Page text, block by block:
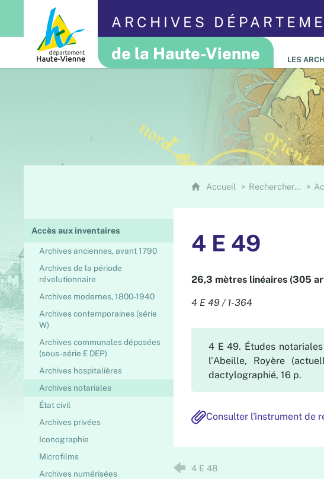
ARCHIVES
de la Haute-Vienne LES
Accès aux inventaires
Archives anciennes, avant 1790
Archives de la période
révolutionnaire
Archives modernes, 1800-1940
Archives contemporaines (série
W)
Archives communales déposées
(sous-série E DEP)
Archives hospitalières
Archives notariales
État civil
Archives privées
Iconographie
Microfilms
Archives numérisées
Accueil Rechercher…
4 E 49
26,3 mètres linéaires (305
4 E 49 / 1-364
4 E 49. Études
l'Abeille, Royère
dactylographié, 16 p.
Consulter l'instrument de
4 E 48